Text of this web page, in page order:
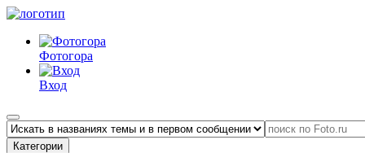
Фотогора
Вход
Категории